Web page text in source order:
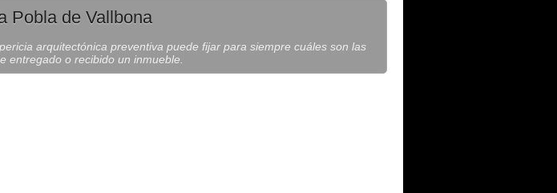
Pobla de Vallbona
arquitectónica preventiva puede fijar para siempre cuáles son las
entregado o recibido un inmueble.